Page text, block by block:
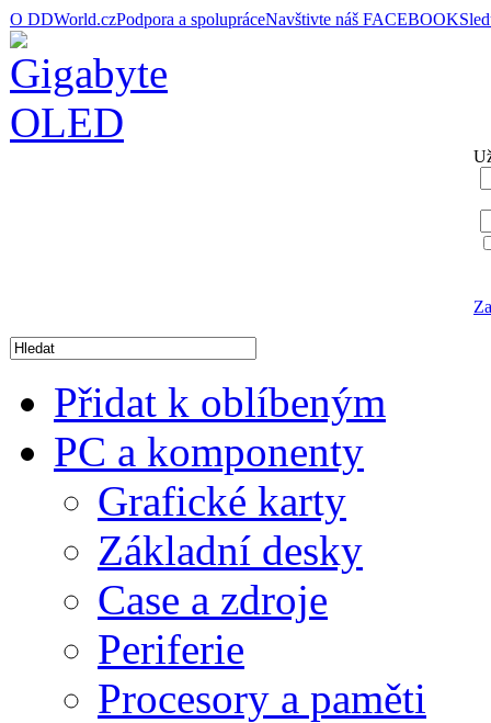
O DDWorld.czPodpora a spolupráceNavštivte náš FACEBOOK
Přidat k oblíbeným
PC a komponenty
Grafické karty
Základní desky
Case a zdroje
Periferie
Procesory a paměti